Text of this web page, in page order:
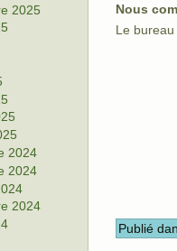
2025
2024
2024
2024
Nous
Le bureau
Publié